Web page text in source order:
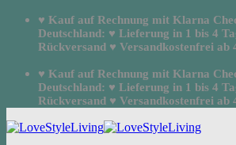
Zum
springen
♥ Kauf auf Rechnung mit Klarna
Deutschland: ♥ Lieferung in 1 bis 4
Rückversand ♥ Versandkostenfrei ab
♥ Kauf auf Rechnung mit Klarna
Deutschland: ♥ Lieferung in 1 bis 4
Rückversand ♥ Versandkostenfrei ab